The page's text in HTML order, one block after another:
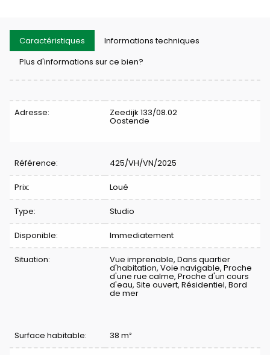
Caractéristiques
Informations techniques
Plus d'informations sur ce bien?
Caractéristiques
Adresse: Zeedijk 133/08.02
Oostende
Référence: 425/VH/VN/2025
Prix: Loué
Type: Studio
Disponible: Immediatement
Situation: Vue imprenable, Dans quartier
d'habitation, Voie navigable, Proche
d'une rue calme, Proche d'un cours
d'eau, Site ouvert, Résidentiel, Bord
de mer
Surface habitable: 38 m²